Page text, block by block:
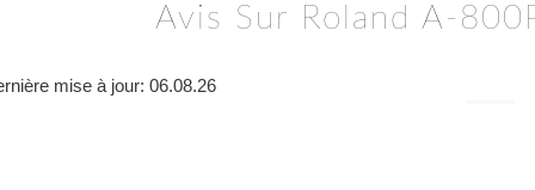
Avis Sur Roland A-
mise à jour: 06.08.26